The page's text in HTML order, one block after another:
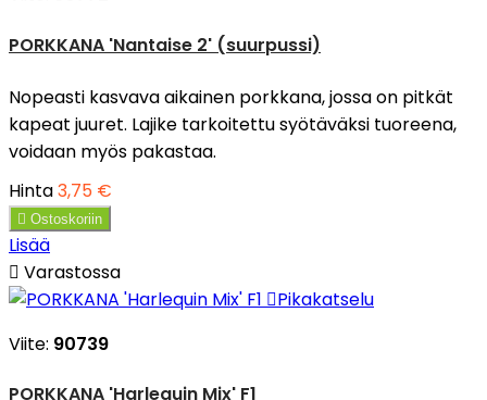
PORKKANA 'Nantaise 2' (suurpussi)
Nopeasti kasvava aikainen porkkana, jossa on pitkät
kapeat juuret. Lajike tarkoitettu syötäväksi tuoreena,
voidaan myös pakastaa.
Hinta3,75 €
 Ostoskoriin
Lisää
 Varastossa
Pikakatselu
Viite: 90739
PORKKANA 'Harlequin Mix' F1